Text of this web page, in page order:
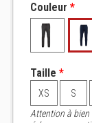
Couleur *
Taille *
XS S
Attention à